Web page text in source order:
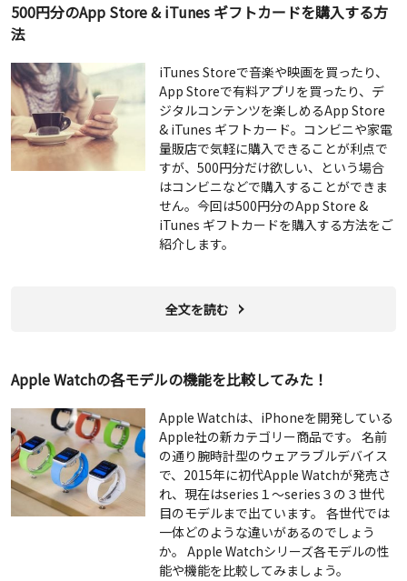
500円分のApp Store & iTunes ギフトカードを購入する方
法
iTunes Storeで音楽や映画を買ったり、
App Storeで有料アプリを買ったり、デ
ジタルコンテンツを楽しめるApp Store
& iTunes ギフトカード。コンビニや家電
量販店で気軽に購入できることが利点で
すが、500円分だけ欲しい、という場合
はコンビニなどで購入することができま
せん。今回は500円分のApp Store &
iTunes ギフトカードを購入する方法をご
紹介します。
全文を読む
Apple Watchの各モデルの機能を比較してみた！
Apple Watchは、iPhoneを開発している
Apple社の新カテゴリー商品です。 名前
の通り腕時計型のウェアラブルデバイス
で、2015年に初代Apple Watchが発売さ
れ、現在はseries１〜series３の３世代
目のモデルまで出ています。 各世代では
一体どのような違いがあるのでしょう
か。 Apple Watchシリーズ各モデルの性
能や機能を比較してみましょう。